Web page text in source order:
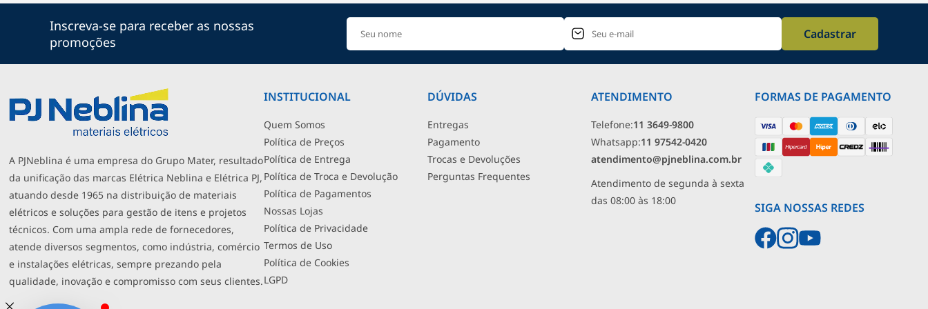
Inscreva-se para receber as nossas
promoções
Cadastrar
A PJNeblina é uma empresa do Grupo Mater, resultado
da unificação das marcas Elétrica Neblina e Elétrica PJ,
atuando desde 1965 na distribuição de materiais
elétricos e soluções para gestão de itens e projetos
técnicos. Com uma ampla rede de fornecedores,
atende diversos segmentos, como indústria, comércio
e instalações elétricas, sempre prezando pela
qualidade, inovação e compromisso com seus clientes.
INSTITUCIONAL
Quem Somos
Política de Preços
Política de Entrega
Política de Troca e Devolução
Política de Pagamentos
Nossas Lojas
Política de Privacidade
Termos de Uso
Política de Cookies
LGPD
DÚVIDAS
Entregas
Pagamento
Trocas e Devoluções
Perguntas Frequentes
ATENDIMENTO
Telefone:11 3649-9800
Whatsapp:11 97542-0420
atendimento@pjneblina.com.br
Atendimento de segunda à sexta
das 08:00 às 18:00
FORMAS DE PAGAMENTO
SIGA NOSSAS REDES